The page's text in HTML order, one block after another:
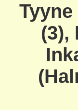
(3),